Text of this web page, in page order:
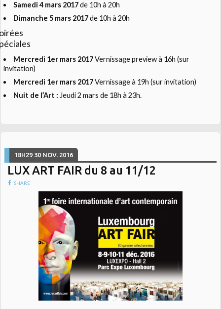
Samedi 4 mars 2017de 10h à 20h
Dimanche 5 mars 2017de 10h à 20h
Mercredi 1er mars 2017Vernissage preview à 16h (sur
invitation)
Mercredi 1er mars 2017Vernissage à 19h (sur invitation)
Nuit de l’Art : Jeudi 2 mars de 18h à 23h.
18H29 30 NOV. 2016
LUX ART FAIR du 8 au 11/12
SHARE